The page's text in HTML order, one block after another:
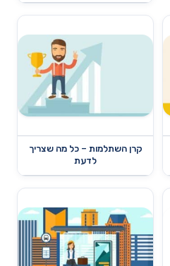
קרן השתלמות – כל מה שצריך
לדעת